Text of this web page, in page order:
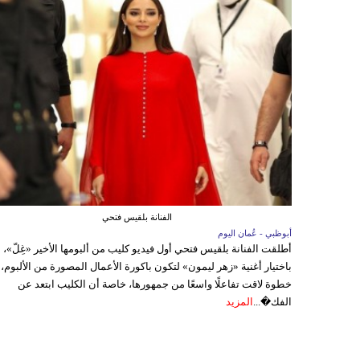
الفنانة بلقيس فتحي
أبوظبي - عُمان اليوم
أطلقت الفنانة بلقيس فتحي أول فيديو كليب من ألبومها الأخير «غِلّ»،
باختيار أغنية «زهر ليمون» لتكون باكورة الأعمال المصورة من
خطوة لاقت تفاعلًا واسعًا من جمهورها، خاصة أن الكليب ابتعد عن
الفك�... المزيد